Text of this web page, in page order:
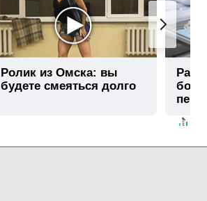
Ролик из Омска: вы
будете смеяться долго
Рак